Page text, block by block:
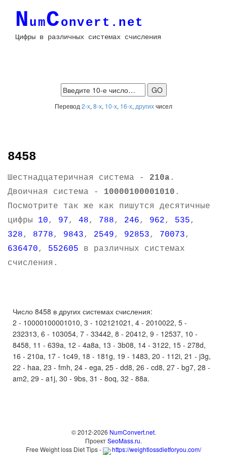
NumConvert.net
Цифры в различных системах счисления
Перевод 2-х, 8-х, 10-х, 16-х, другихчисел
8458
Шестнадцатеричная система - 210a .
Двоичная система - 10000100001010 .
Посмотрите так же как пишутся десятичные
цифры 10, 97, 48, 788, 246, 962, 535,
328, 8778, 9843, 2549, 92853, 70073,
636470, 552605 в различных системах
счисления.
Число 8458 в других системах счисления:
2 - 10000100001010, 3 - 102121021, 4 - 2010022, 5 -
232313, 6 - 103054, 7 - 33442, 8 - 20412, 9 - 12537, 10 -
8458, 11 - 639a, 12 - 4a8a, 13 - 3b08, 14 - 3122, 15 - 278d,
16 - 210a, 17 - 1c49, 18 - 181g, 19 - 1483, 20 - 112i, 21 - j3g,
22 - haa, 23 - fmh, 24 - ega, 25 - dd8, 26 - cd8, 27 - bg7, 28 -
am2, 29 - a1j, 30 - 9bs, 31 - 8oq, 32 - 88a.
© 2012-2026 NumConvert.net.
ПроектSeoMass.ru.
Free Weight loss Diet Tips -
https://weightlossdietforyou.com/